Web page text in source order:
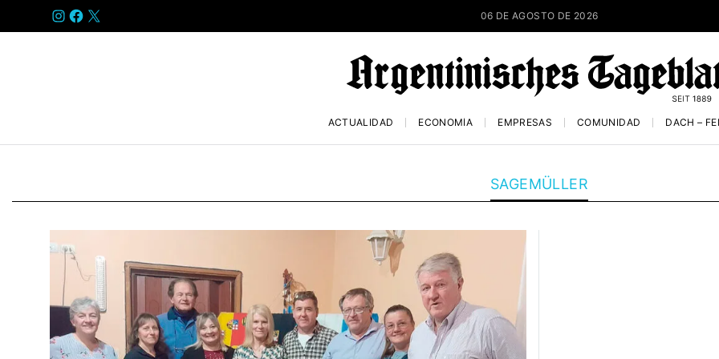
INSTAGRAM
FACEBOOK
X 06 DE AGOSTO DE 2026
ACTUALIDAD ECONOMÍA EMPRESAS COMUNIDAD DACH –
SAGEMÜLLER